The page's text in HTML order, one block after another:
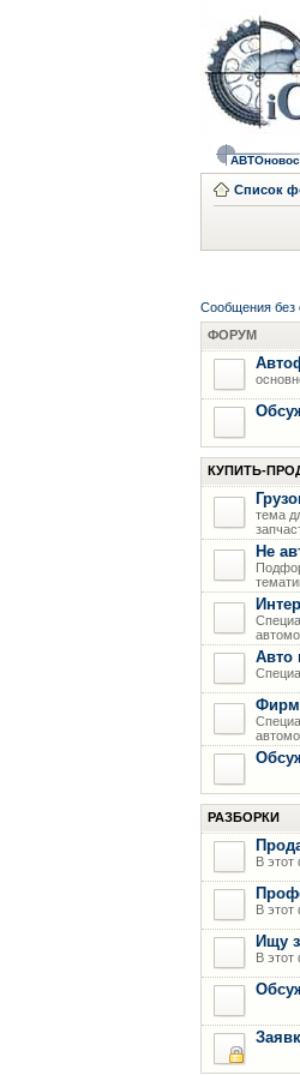
Список
Сообщения без
ФОРУМ
КУПИТЬ-
тема
Не
РАЗБОРКИ
В
В этот
Ищу
В этот